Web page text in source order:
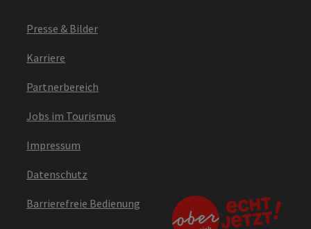
Presse & Bilder
Karriere
Partnerbereich
Jobs im Tourismus
Impressum
Datenschutz
Barrierefreie Bedienung